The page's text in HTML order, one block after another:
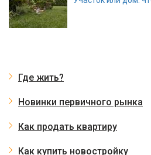
Где жить?
Новинки первичного рынка
Как продать квартиру
Как купить новостройку